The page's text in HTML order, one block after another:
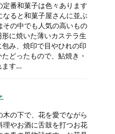
定番和菓子は色々あります
なると和菓子屋さんに並ぶ
その中でも人気の高いもの
に焼いた薄いカステラ生
み、焼印で目やひれの印
どったもので、鮎焼き・
ます…
木の下で、花を愛でながら
理やお酒に舌鼓を打つお花